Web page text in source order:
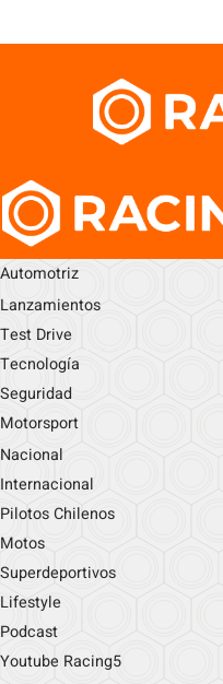
Automotriz
Lanzamientos
Test Drive
Tecnología
Seguridad
Motorsport
Nacional
Internacional
Pilotos Chilenos
Motos
Superdeportivos
Lifestyle
Podcast
Youtube Racing5